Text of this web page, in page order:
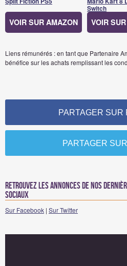
VOIR SUR AMAZON
Switch
VOIR
Liens rémunérés : en tant que Partenaire
bénéfice sur les achats remplissant les
PARTAGER SUR
PARTAGER
Retrouvez les annonces de nos
sociaux
Sur Facebook | Sur Twitter